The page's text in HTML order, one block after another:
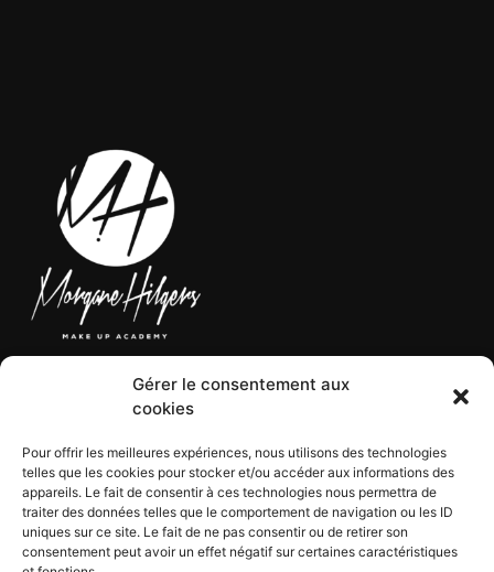
Gérer le consentement aux
cookies
Pour offrir les meilleures expériences, nous utilisons des technologies
telles que les cookies pour stocker et/ou accéder aux informations des
appareils. Le fait de consentir à ces technologies nous permettra de
traiter des données telles que le comportement de navigation ou les ID
uniques sur ce site. Le fait de ne pas consentir ou de retirer son
consentement peut avoir un effet négatif sur certaines caractéristiques
CGV
CGU
Mentions légales
Politique de confidentialité